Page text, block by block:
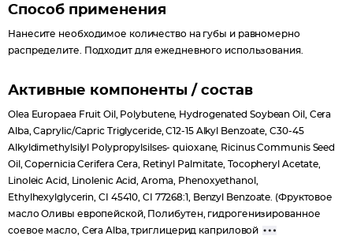
Способ применения
Нанесите необходимое количество на губы и равномерно
распределите. Подходит для ежедневного использования.
Активные компоненты / состав
Olea Europaea Fruit Oil, Polybutene, Hydrogenated Soybean Oil, Cera
Alba, Caprylic/Capric Triglyceride, C12-15 Alkyl Benzoate, C30-45
Alkyldimethylsilyl Polypropylsilses- quioxane, Ricinus Communis Seed
Oil, Copernicia Cerifera Cera, Retinyl Palmitate, Tocopheryl Acetate,
Linoleic Acid, Linolenic Acid, Aroma, Phenoxyethanol,
Ethylhexylglycerin, CI 45410, CI 77268:1, Benzyl Benzoate. (Фруктовое
масло Оливы европейской, Полибутен, гидрогенизированное
соевое масло, Cera Alba, триглицерид каприловой